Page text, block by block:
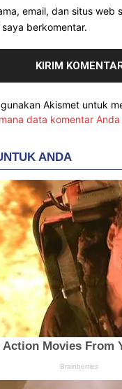
email, dan situs web
berkomentar.
Akismet untuk
data komentar